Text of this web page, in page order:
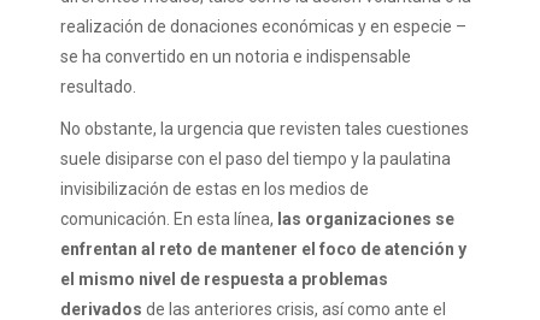
realización de donaciones económicas y en especie –
se ha convertido en un notoria e indispensable
resultado.
No obstante, la urgencia que revisten tales cuestiones
suele disiparse con el paso del tiempo y la paulatina
invisibilización de estas en los medios de
comunicación. En esta línea, las organizaciones se
enfrentan al reto de mantener el foco de atención y
el mismo nivel de respuesta a problemas
derivados de las anteriores crisis, así como ante el